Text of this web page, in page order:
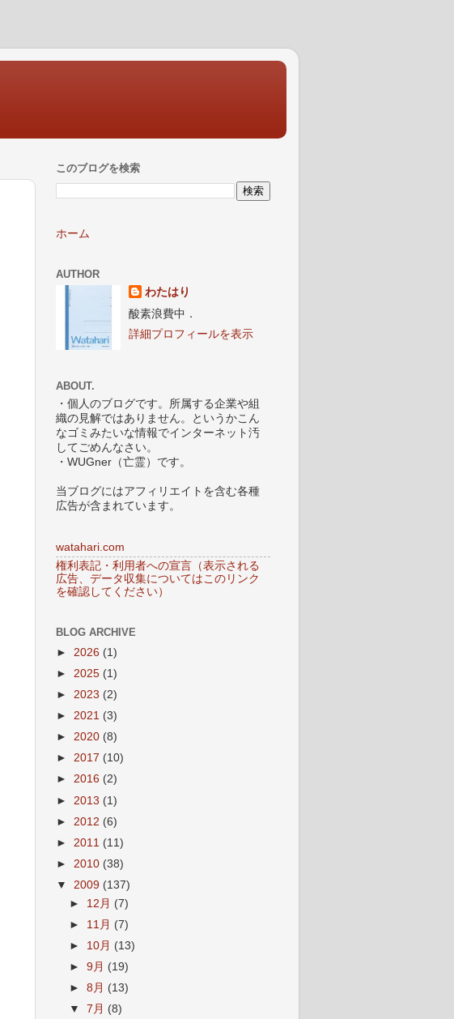
このブログを検索
ホーム
AUTHOR
わたはり
酸素浪費中．
詳細プロフィールを表示
ABOUT.
・個人のブログです。所属する企業や組
織の見解ではありません。というかこん
なゴミみたいな情報でインターネット汚
してごめんなさい。
・WUGner（亡霊）です。
当ブログにはアフィリエイトを含む各種
広告が含まれています。
watahari.com
権利表記・利用者への宣言（表示される
広告、データ収集についてはこのリンク
を確認してください）
BLOG ARCHIVE
► 2026 (1)
► 2025 (1)
► 2023 (2)
► 2021 (3)
► 2020 (8)
► 2017 (10)
► 2016 (2)
► 2013 (1)
► 2012 (6)
► 2011 (11)
► 2010 (38)
▼ 2009 (137)
► 12月 (7)
► 11月 (7)
► 10月 (13)
►9月 (19)
►8月 (13)
▼7月 (8)